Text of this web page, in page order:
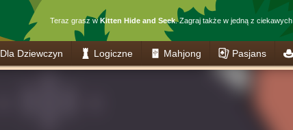
Teraz grasz wKitten Hide and Seek. Zagraj także w jedną z ciekawych
Dla Dziewczyn Logiczne Mahjong Pasjans